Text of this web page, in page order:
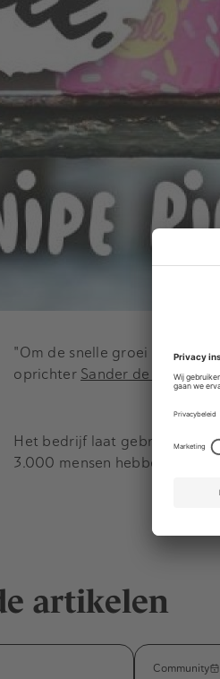
"Om de snelle groei in de UK
oprichter Sander de Klerk op
Het bedrijf laat gebruikers
3.000 mensen hebben al
artikelen
Community